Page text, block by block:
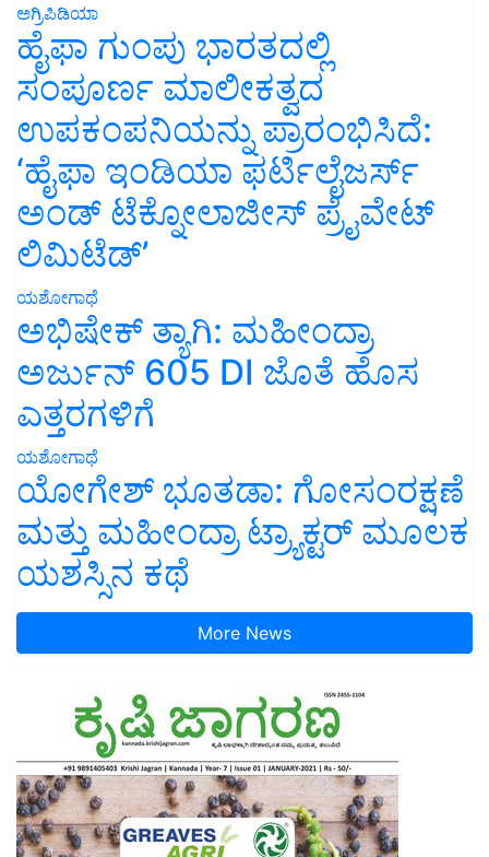
ಅಗ್ರಿಪಿಡಿಯಾ
ಹೈಫಾ ಗುಂಪು ಭಾರತದಲ್ಲಿ
ಸಂಪೂರ್ಣ ಮಾಲೀಕತ್ವದ
ಉಪಕಂಪನಿಯನ್ನು ಪ್ರಾರಂಭಿಸಿದೆ:
‘ಹೈಫಾ ಇಂಡಿಯಾ ಫರ್ಟಿಲೈಜರ್ಸ್
ಅಂಡ್ ಟೆಕ್ನೋಲಾಜೀಸ್ ಪ್ರೈವೇಟ್
ಲಿಮಿಟೆಡ್’
ಯಶೋಗಾಥೆ
ಅಭಿಷೇಕ್ ತ್ಯಾಗಿ: ಮಹೀಂದ್ರಾ
ಅರ್ಜುನ್ 605 DI ಜೊತೆ ಹೊಸ
ಎತ್ತರಗಳಿಗೆ
ಯಶೋಗಾಥೆ
ಯೋಗೇಶ್ ಭೂತಡಾ: ಗೋಸಂರಕ್ಷಣೆ
ಮತ್ತು ಮಹೀಂದ್ರಾ ಟ್ರ್ಯಾಕ್ಟರ್ ಮೂಲಕ
ಯಶಸ್ಸಿನ ಕಥೆ
More News